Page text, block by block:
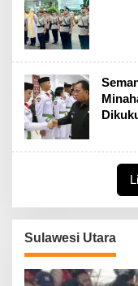
Sulawesi Utara